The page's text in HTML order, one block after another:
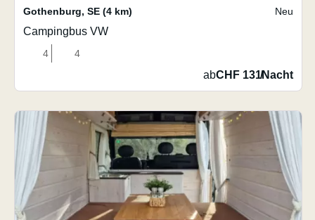
Gothenburg, SE (4 km) Neu
Campingbus VW
4 4
abCHF 131/Nacht